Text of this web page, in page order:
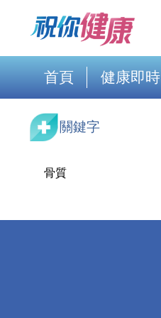
首頁 健康即時
關鍵字
骨質